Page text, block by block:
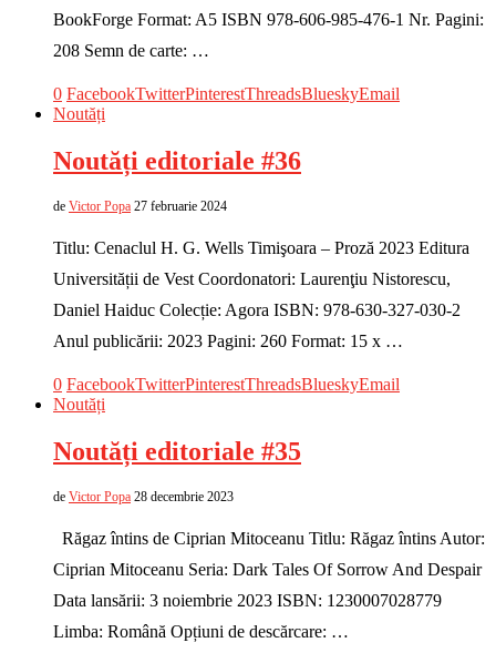
BookForge Format: A5 ISBN 978-606-985-476-1 Nr. Pagini:
208 Semn de carte: …
0 FacebookTwitterPinterestThreadsBlueskyEmail
Noutăți
Noutăți editoriale #36
de Victor Popa 27 februarie 2024
Titlu: Cenaclul H. G. Wells Timişoara – Proză 2023 Editura
Universității de Vest Coordonatori: Laurenţiu Nistorescu,
Daniel Haiduc Colecție: Agora ISBN: 978-630-327-030-2
Anul publicării: 2023 Pagini: 260 Format: 15 x …
0 FacebookTwitterPinterestThreadsBlueskyEmail
Noutăți
Noutăți editoriale #35
de Victor Popa 28 decembrie 2023
Răgaz întins de Ciprian Mitoceanu Titlu: Răgaz întins Autor:
Ciprian Mitoceanu Seria: Dark Tales Of Sorrow And Despair
Data lansării: 3 noiembrie 2023 ISBN: 1230007028779
Limba: Română Opțiuni de descărcare: …